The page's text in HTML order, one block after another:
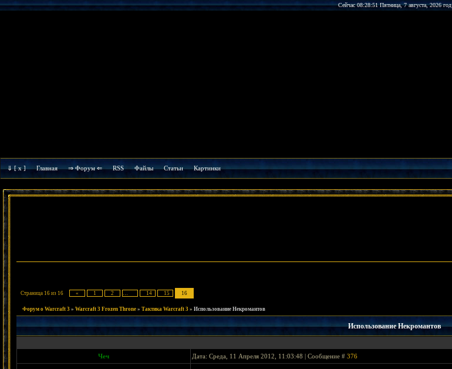
Сейчас 08:28:51 Пятница, 7 августа, 2026 год
⇓ [ x ] Главная ⇒ Форум ⇐ RSS Файлы Cтатьи Картинки
Страница 16 из 16 « 1 2 … 14 15 16
Форум о Warcraft 3 » Warcraft 3 Frozen Throne » Тактика Warcraft 3 » Использование Некромантов
Использование Некромантов
Чеч Дата: Среда, 11 Апреля 2012, 11:03:48 | Сообщение # 376